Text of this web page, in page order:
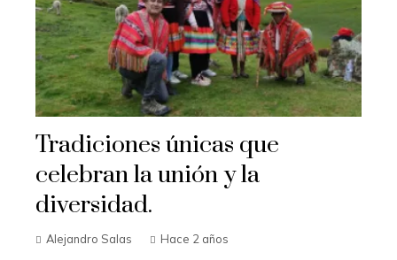
Tradiciones únicas que
celebran la unión y la
diversidad.
Alejandro Salas Hace 2 años